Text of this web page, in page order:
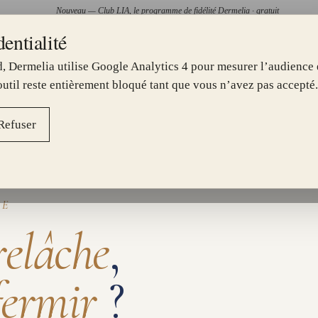
Dermelia utilise Google Analytics 4 pour mesurer l’audience
reste entièrement bloqué tant que vous n’avez pas accepté.
Nouveau — Club LIA, le programme de fidélité Dermelia · gratuit
AU CENTRE JOLIETTE TOXINE BOTULIQUE PAR
PRÉOCCUPATIONS III. TARIFS
& ANTI-ÂGE
,
?